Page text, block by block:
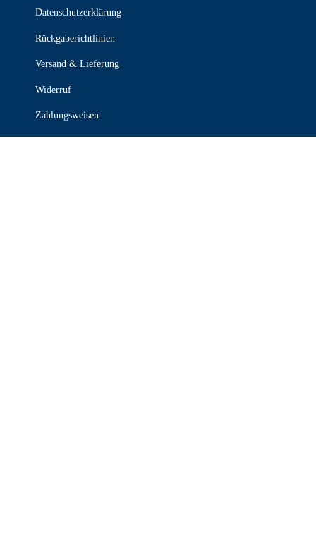
Datenschutzerklärung
Rückgaberichtlinien
Versand & Lieferung
Widerruf
Zahlungsweisen